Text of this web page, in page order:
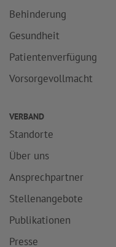
Behinderung
Gesundheit
Patientenverfügung
Vorsorgevollmacht
VERBAND
Standorte
Über uns
Ansprechpartner
Stellenangebote
Publikationen
Presse